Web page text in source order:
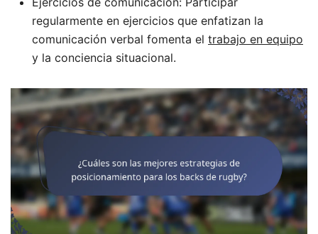
regularmente en ejercicios que enfatizan la
comunicación verbal fomenta el trabajo en equipo
y la conciencia situacional.